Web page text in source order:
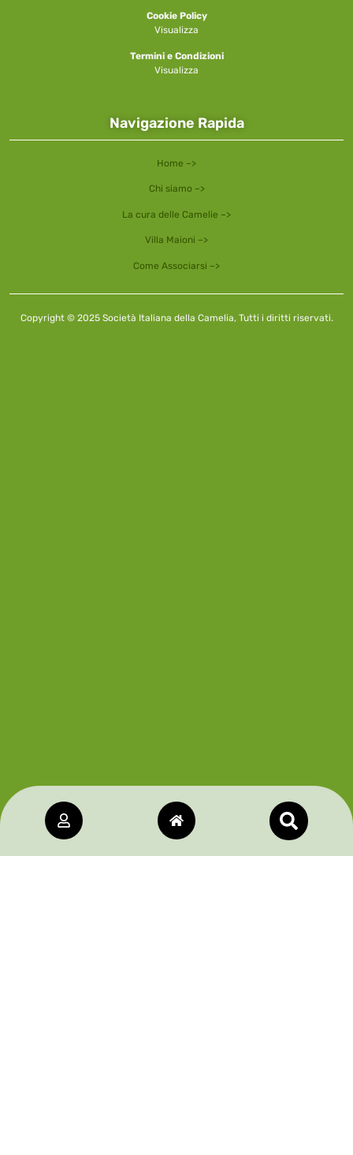
Cookie Policy
Visualizza
Termini e Condizioni
Visualizza
Navigazione Rapida
Home –>
Chi siamo –>
La cura delle Camelie –>
Villa Maioni –>
Come Associarsi –>
Copyright © 2025 Società Italiana della Camelia, Tutti i diritti riservati.